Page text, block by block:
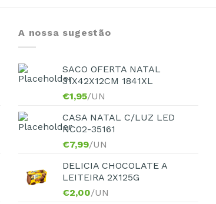
A nossa sugestão
SACO OFERTA NATAL
31X42X12CM 1841XL
€1,95/UN
CASA NATAL C/LUZ LED
NC02-35161
€7,99/UN
DELICIA CHOCOLATE A
LEITEIRA 2X125G
€2,00/UN